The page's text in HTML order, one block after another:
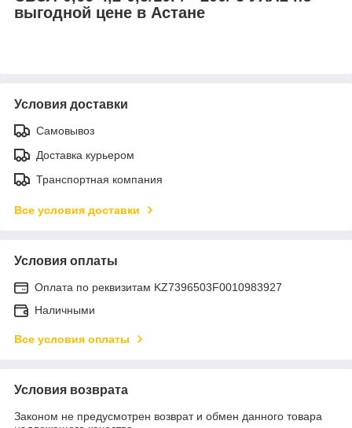
выгодной цене в Астане
Условия доставки
Самовывоз
Доставка курьером
Транспортная компания
Все условия доставки
Условия оплаты
Оплата по реквизитам KZ7396503F0010983927
Наличными
Все условия оплаты
Условия возврата
Законом не предусмотрен возврат и обмен данного товара